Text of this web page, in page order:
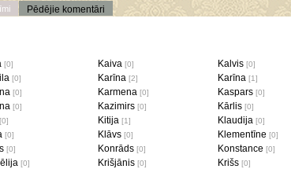
Pēdējie komentāri
[0] Kaiva [0] Kalvis [0]
[0] Karīna [2] Karīna [1]
[0] Karmena [0] Kaspars [0]
[0] Kazimirs [0] Kārlis [0]
[0] Kitija [1] Klaudija [0]
[0] Klāvs [0] Klementīne [0]
[0] Konrāds [0] Konstance [0]
[0] Krišjānis [0] Krišs [0]